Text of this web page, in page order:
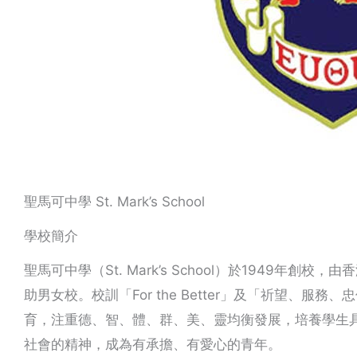
聖馬可中學 St. Mark’s School
學校簡介
聖馬可中學（St. Mark’s School）於1949年創校，由
助男女校。校訓「For the Better」及「祈望、服務、
育，注重德、智、體、群、美、靈均衡發展，培養學
社會的精神，成為有承擔、有愛心的青年。